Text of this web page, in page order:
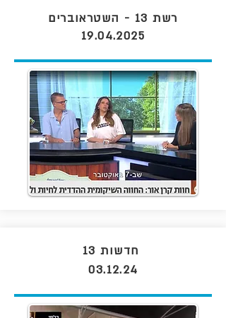
רשת 13 - השטראוברים
19.04.2025
03.12.24